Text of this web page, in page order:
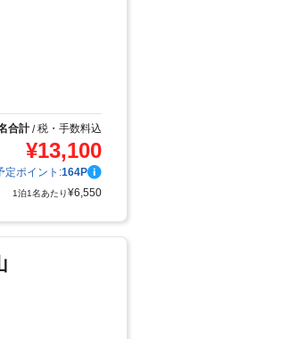
合計/税・手数料込
¥13,100
定ポイント:164P
1泊1名あたり¥6,550